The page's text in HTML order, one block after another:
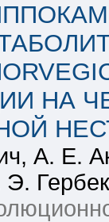
НА
А. Е.